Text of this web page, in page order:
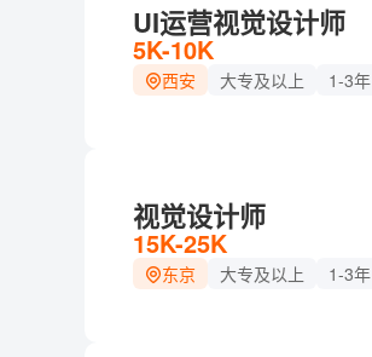
UI运营视觉设计师
5K-10K
西安 大专及以上 1-3年
视觉设计师
15K-25K
东京 大专及以上 1-3年